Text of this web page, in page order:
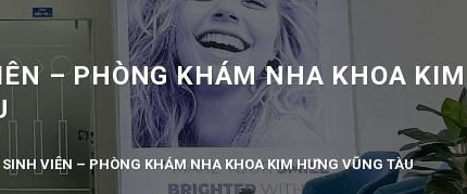
– PHÒNG KHÁM NHA KHOA
VIÊN – PHÒNG KHÁM NHA KHOA KIM HƯNG VŨNG TÀU